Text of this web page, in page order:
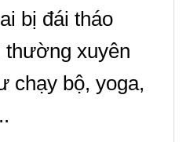
bị đái tháo
thường xuyên
chạy bộ, yoga,